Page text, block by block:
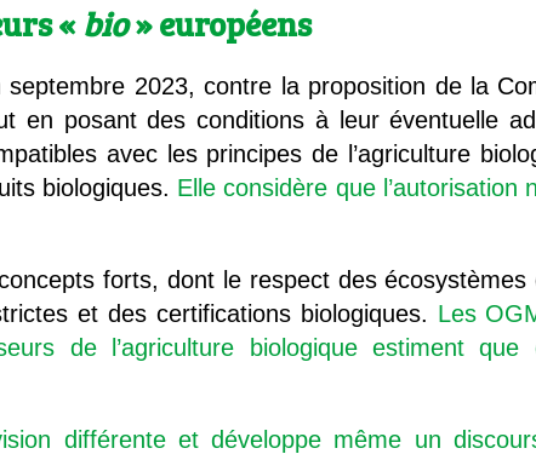
«bio»européens
septembre 2023, contre la proposition de la
en posant des conditions à leur éventuelle
avec les principes de l’agriculture
biologiques. Elle considère que l’autorisation
forts, dont le respect des
et des certifications biologiques. Les
de l’agriculture biologique estiment
différente et développe même un